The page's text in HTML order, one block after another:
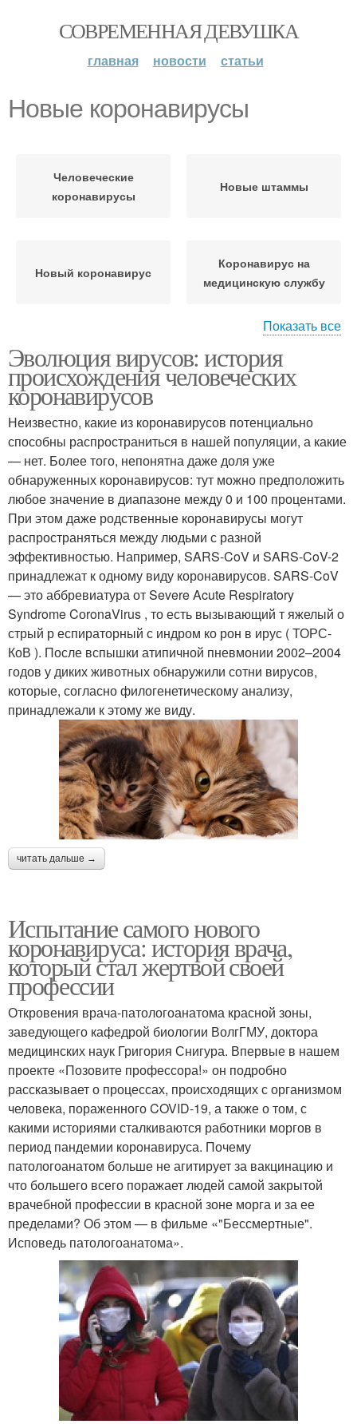
СОВРЕМЕННАЯ ДЕВУШКА
главная новости статьи
Новые коронавирусы
Человеческие
коронавирусы
Новые штаммы
Новый коронавирус
Коронавирус на
медицинскую службу
предсказаниях
Коронавирус в россии
Показать все
Эволюция вирусов: история
происхождения человеческих
коронавирусов
Неизвестно, какие из коронавирусов потенциально
способны распространиться в нашей популяции, а какие
— нет. Более того, непонятна даже доля уже
обнаруженных коронавирусов: тут можно предположить
любое значение в диапазоне между 0 и 100 процентами.
При этом даже родственные коронавирусы могут
распространяться между людьми с разной
эффективностью. Например, SARS-CoV и SARS-CoV-2
принадлежат к одному виду коронавирусов. SARS-CoV
— это аббревиатура от Severe Acute Respiratory
Syndrome CоronaVirus , то есть вызывающий т яжелый о
стрый р еспираторный с индром ко рон в ирус ( ТОРС-
КоВ ). После вспышки атипичной пневмонии 2002–2004
годов у диких животных обнаружили сотни вирусов,
которые, согласно филогенетическому анализу,
принадлежали к этому же виду.
читать дальше →
Испытание самого нового
коронавируса: история врача,
который стал жертвой своей
профессии
Откровения врача-патологоанатома красной зоны,
заведующего кафедрой биологии ВолгГМУ, доктора
медицинских наук Григория Снигура. Впервые в нашем
проекте «Позовите профессора!» он подробно
рассказывает о процессах, происходящих с организмом
человека, пораженного COVID-19, а также о том, с
какими историями сталкиваются работники моргов в
период пандемии коронавируса. Почему
патологоанатом больше не агитирует за вакцинацию и
что большего всего поражает людей самой закрытой
врачебной профессии в красной зоне морга и за ее
пределами? Об этом — в фильме «"Бессмертные".
Исповедь патологоанатома».